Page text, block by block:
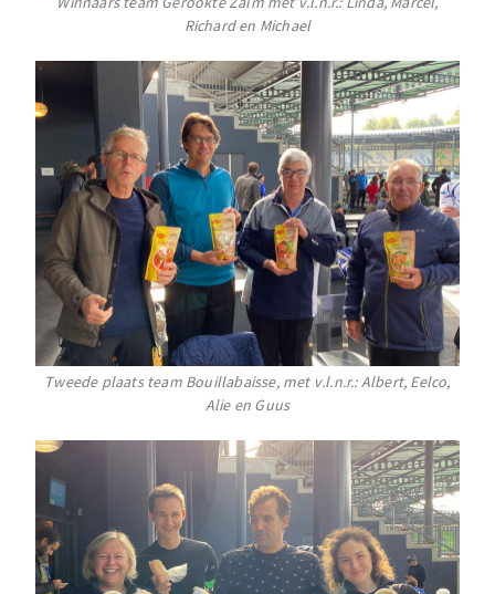
Richard en Michael
Tweede plaats team Bouillabaisse, met v.l.n.r.: Albert, Eelco,
Alie en Guus